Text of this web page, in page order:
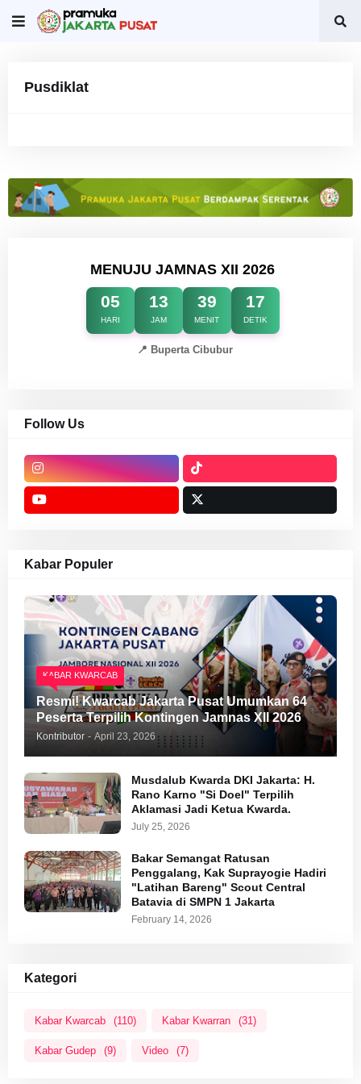
Pusdiklat
MENUJU JAMNAS XII 2026
05
HARI
13
JAM
39
MENIT
16
DETIK
📍 Buperta Cibubur
Follow Us
Kabar Populer
KABAR KWARCAB
Resmi! Kwarcab Jakarta Pusat Umumkan 64
Peserta Terpilih Kontingen Jamnas XII 2026
Kontributor - April 23, 2026
Musdalub Kwarda DKI Jakarta: H.
Rano Karno "Si Doel" Terpilih
Aklamasi Jadi Ketua Kwarda.
July 25, 2026
Bakar Semangat Ratusan
Penggalang, Kak Suprayogie Hadiri
"Latihan Bareng" Scout Central
Batavia di SMPN 1 Jakarta
February 14, 2026
Kategori
Kabar Kwarcab (110) Kabar Kwarran (31)
Kabar Gudep (9) Video (7)